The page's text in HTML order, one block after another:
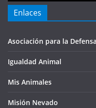
Enlaces
Asociación para la
Igualdad Animal
Mis Animales
Misión Nevado